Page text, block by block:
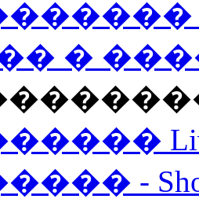
�
-